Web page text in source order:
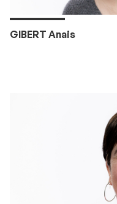
GIBERT Anais